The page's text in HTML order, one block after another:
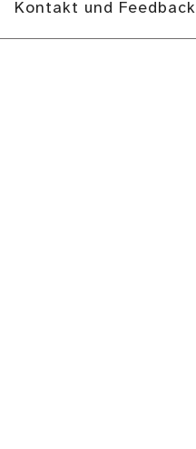
Kontakt und Feedback